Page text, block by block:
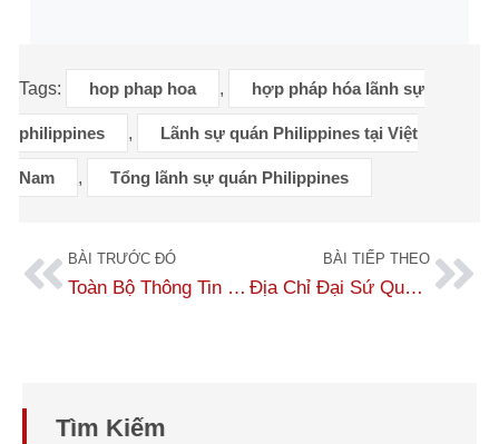
Tags: hop phap hoa , hợp pháp hóa lãnh sự
philippines , Lãnh sự quán Philippines tại Việt
Nam , Tổng lãnh sự quán Philippines
BÀI TRƯỚC ĐÓ
Toàn Bộ Thông Tin Về Đại Sứ Quán Philippines
BÀI TIẾP THEO
Địa Chỉ Đại Sứ Quán Và Lãnh Sự Quán Hoa Kỳ Tại Việt Nam
Tìm Kiếm